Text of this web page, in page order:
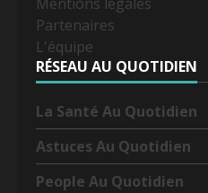
Partenaires
L'équipe
RÉSEAU AU QUOTIDIEN
La Santé Au Quotidien
Astuces Au Quotidien
People Au Quotidien